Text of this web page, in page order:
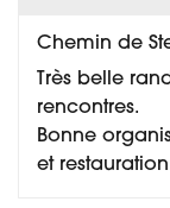
Chemin de
Très belle
rencontres.
Bonne
et